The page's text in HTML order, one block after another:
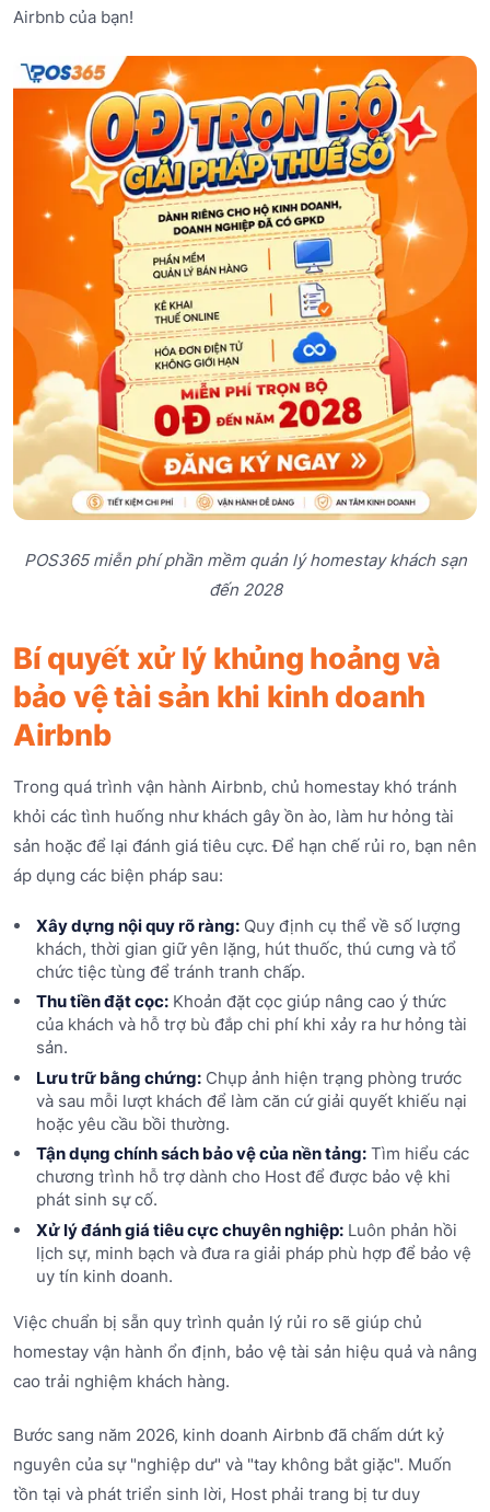
Airbnb của bạn!
POS365 miễn phí phần mềm quản lý homestay khách sạn
đến 2028
Bí quyết xử lý khủng hoảng và
bảo vệ tài sản khi kinh doanh
Airbnb
Trong quá trình vận hành Airbnb, chủ homestay khó tránh
khỏi các tình huống như khách gây ồn ào, làm hư hỏng tài
sản hoặc để lại đánh giá tiêu cực. Để hạn chế rủi ro, bạn nên
áp dụng các biện pháp sau:
Xây dựng nội quy rõ ràng:Quy định cụ thể về số lượng
khách, thời gian giữ yên lặng, hút thuốc, thú cưng và tổ
chức tiệc tùng để tránh tranh chấp.
Thu tiền đặt cọc:Khoản đặt cọc giúp nâng cao ý thức
của khách và hỗ trợ bù đắp chi phí khi xảy ra hư hỏng tài
sản.
Lưu trữ bằng chứng:Chụp ảnh hiện trạng phòng trước
và sau mỗi lượt khách để làm căn cứ giải quyết khiếu nại
hoặc yêu cầu bồi thường.
Tận dụng chính sách bảo vệ của nền tảng:Tìm hiểu các
chương trình hỗ trợ dành cho Host để được bảo vệ khi
phát sinh sự cố.
Xử lý đánh giá tiêu cực chuyên nghiệp:Luôn phản hồi
lịch sự, minh bạch và đưa ra giải pháp phù hợp để bảo vệ
uy tín kinh doanh.
Việc chuẩn bị sẵn quy trình quản lý rủi ro sẽ giúp chủ
homestay vận hành ổn định, bảo vệ tài sản hiệu quả và nâng
cao trải nghiệm khách hàng.
Bước sang năm 2026, kinh doanh Airbnb đã chấm dứt kỷ
nguyên của sự "nghiệp dư" và "tay không bắt giặc". Muốn
tồn tại và phát triển sinh lời, Host phải trang bị tư duy